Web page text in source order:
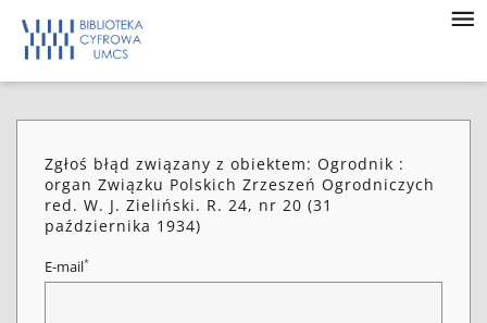
Zgłoś błąd związany z obiektem: Ogrodnik :
organ Związku Polskich Zrzeszeń Ogrodniczych
red. W. J. Zieliński. R. 24, nr 20 (31
października 1934)
E-mail*